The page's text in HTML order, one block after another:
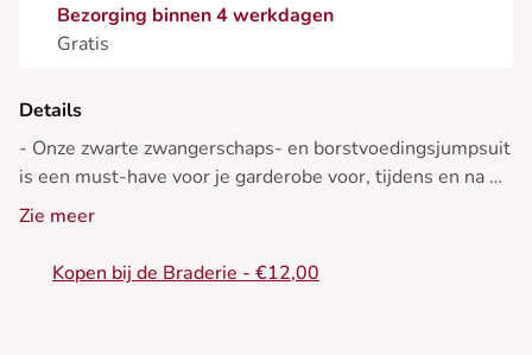
Bezorging binnen 4 werkdagen
Gratis
Details
- Onze zwarte zwangerschaps- en borstvoedingsjumpsuit
is een must-have voor je garderobe voor, tijdens en na de
zwangerschap
viscose en benadrukt je Empire waist met de
strikceintuur, waardoor je aanstaande moederfiguur beter
Zie meer
Kopen bij de Braderie - €12,00